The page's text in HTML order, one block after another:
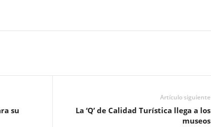
su
Artículo siguiente
La ‘Q’ de Calidad Turística llega a los
museos